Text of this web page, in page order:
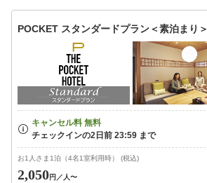
POCKET スタンダードプラン＜素泊まり＞
お1人さま1泊（4名1室利用時） (税込)
2,050円 ／人〜